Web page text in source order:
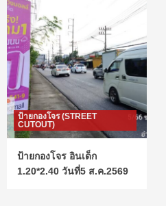
ป้ายกองโจร (STREET
CUTOUT)
ป้ายกองโจร อินเด็ก
1.20*2.40 วันที่5 ส.ค.2569